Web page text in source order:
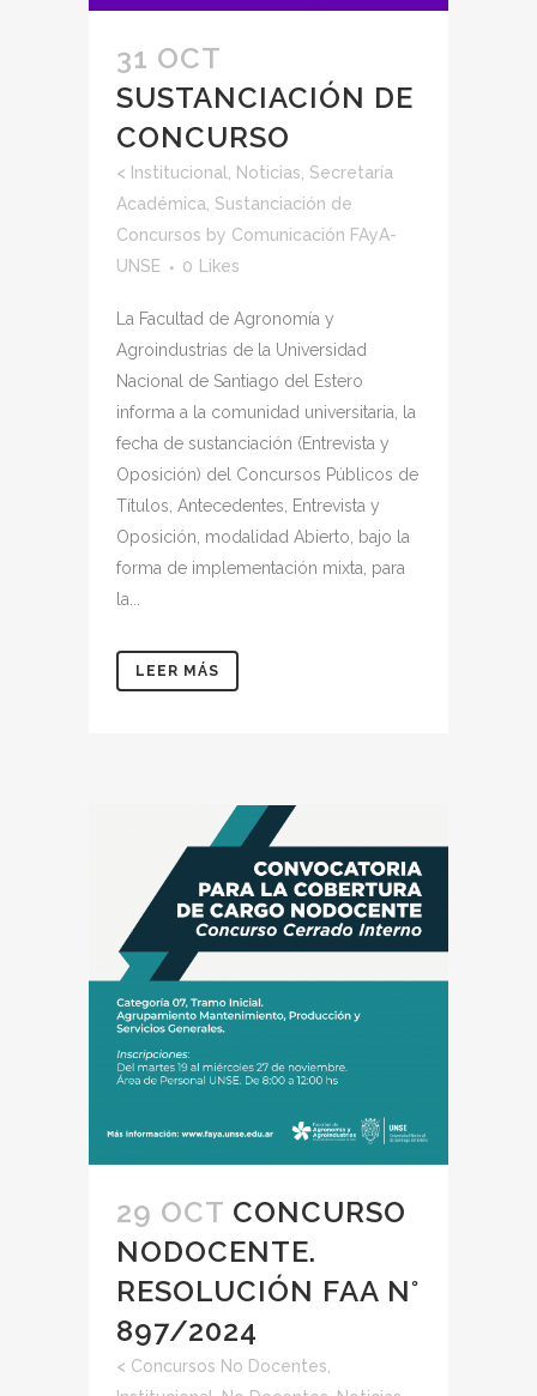
31 OCT
SUSTANCIACIÓN DE
CONCURSO
< Institucional Noticias Secretaría
Académica Sustanciación de
Concursos by Comunicación FAyA-
UNSE
0 Likes
La Facultad de Agronomía y
Agroindustrias de la Universidad
Nacional de Santiago del Estero
informa a la comunidad universitaria, la
fecha de sustanciación (Entrevista y
Oposición) del Concursos Públicos de
Títulos, Antecedentes, Entrevista y
Oposición, modalidad Abierto, bajo la
forma de implementación mixta, para
la...
LEER MÁS
29 OCT CONCURSO
NODOCENTE.
RESOLUCIÓN FAA N°
897/2024
< Concursos No Docentes